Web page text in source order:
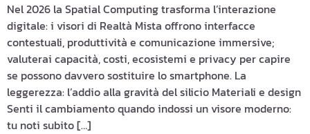
Nel 2026 la Spatial Computing trasforma l’interazione
digitale: i visori di Realtà Mista offrono interfacce
contestuali, produttività e comunicazione immersive;
valuterai capacità, costi, ecosistemi e privacy per capire
se possono davvero sostituire lo smartphone. La
leggerezza: l’addio alla gravità del silicio Materiali e design
Senti il cambiamento quando indossi un visore moderno:
tu noti subito […]